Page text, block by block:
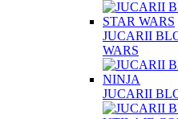
JUCARII
WARS
JUCARII